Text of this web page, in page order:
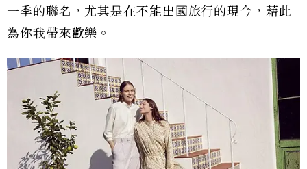
一季的聯名，尤其是在不能出國旅行的現今，藉此
為你我帶來歡樂。